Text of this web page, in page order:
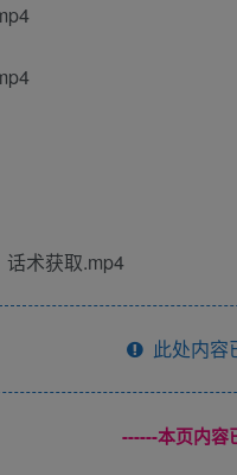
术获取.mp4
此处内容
------本页内容